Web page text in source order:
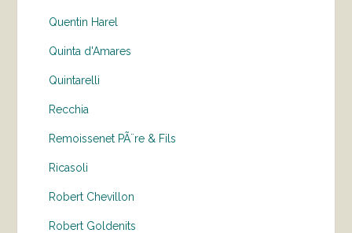
Quentin Harel
Quinta d'Amares
Quintarelli
Recchia
Remoissenet PÃ¨re & Fils
Ricasoli
Robert Chevillon
Robert Goldenits